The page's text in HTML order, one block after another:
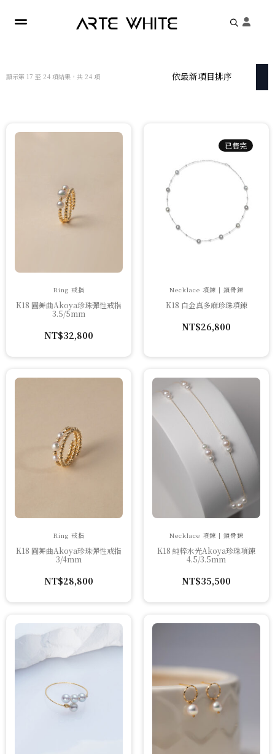
顯示第 17 至 24 項結果，共 24 項依
Ring 戒指
K18 圓舞曲Akoya珍珠彈性戒指
3.5/5mm
NT$32,800
已售完
Necklace 項鍊 | 鎖骨鍊
K18 白金真多麻珍珠項鍊
NT$26,800
Ring 戒指
K18 圓舞曲Akoya珍珠彈性戒指
3/4mm
NT$28,800
Necklace 項鍊 | 鎖骨鍊
K18 純粹水光Akoya珍珠項鍊
4.5/3.5mm
NT$35,500